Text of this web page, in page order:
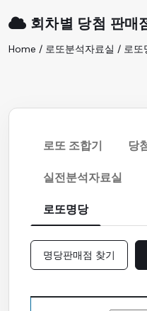
회차별 당첨 판매
Home / 로또분석자료실 / 로또
로또 조합기
당
실전분석자료실
로또명당
명당판매점 찾기
갤러리 & 동영상